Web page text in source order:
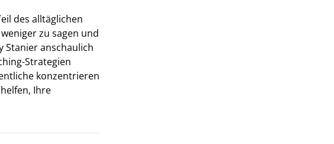
des alltäglichen
zu sagen und
Stanier anschaulich
Strategien
konzentrieren
Ihre